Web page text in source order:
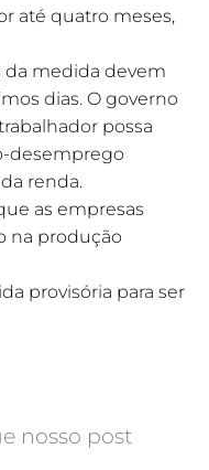
até quatro meses,
da medida devem
dias. O governo
possa
desemprego
renda.
as empresas
na produção
provisória para ser
nosso post